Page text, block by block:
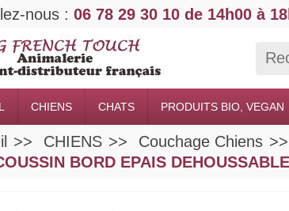
nous : 06 78 29 30 10 de 14h00 à
CHIENS CHATS PRODUITS BIO, VEGAN
CHIENS Couchage Chiens
BORD EPAIS